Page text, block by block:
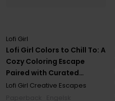
Lofi Girl Colors to Chill To: A
Cozy Coloring Escape
Paired with Curated
Playlists
Lofi Girl
Lofi Girl Creative Escapes